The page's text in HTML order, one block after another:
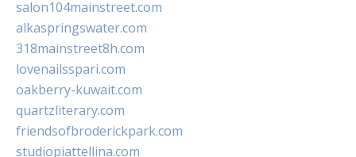
salon104mainstreet.com
alkaspringswater.com
318mainstreet8h.com
lovenailsspari.com
oakberry-kuwait.com
quartzliterary.com
friendsofbroderickpark.com
studiopiattellina.com